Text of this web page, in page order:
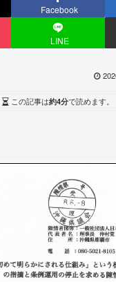
Facebook
LINE
この記事は約4分で読めます。